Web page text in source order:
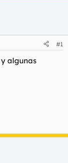
#1
algunas